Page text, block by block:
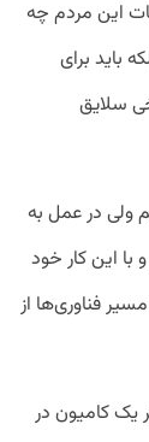
این مردم چه
باید برای
سلایق
ولی در عمل به
با این کار خود
فناوری‌ها از
یک کامیون در